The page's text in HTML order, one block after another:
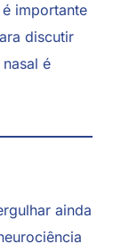
importante
discutir
é
ainda